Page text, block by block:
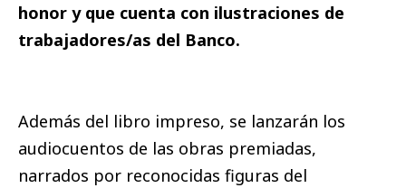
honor y que cuenta con ilustraciones de
trabajadores/as del Banco.
Además del libro impreso, se lanzarán los
audiocuentos de las obras premiadas,
narrados por reconocidas figuras del